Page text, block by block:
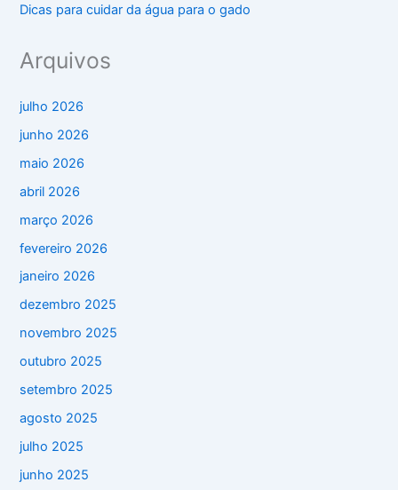
Dicas para cuidar da água para o gado
Arquivos
julho 2026
junho 2026
maio 2026
abril 2026
março 2026
fevereiro 2026
janeiro 2026
dezembro 2025
novembro 2025
outubro 2025
setembro 2025
agosto 2025
julho 2025
junho 2025